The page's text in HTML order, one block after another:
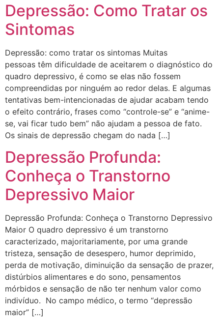
Depressão: Como Tratar os
Sintomas
Depressão: como tratar os sintomas Muitas
pessoas têm dificuldade de aceitarem o diagnóstico do
quadro depressivo, é como se elas não fossem
compreendidas por ninguém ao redor delas. E algumas
tentativas bem-intencionadas de ajudar acabam tendo
o efeito contrário, frases como “controle-se” e “anime-
se, vai ficar tudo bem” não ajudam a pessoa de fato.
Os sinais de depressão chegam do nada […]
Depressão Profunda:
Conheça o Transtorno
Depressivo Maior
Depressão Profunda: Conheça o Transtorno Depressivo
Maior O quadro depressivo é um transtorno
caracterizado, majoritariamente, por uma grande
tristeza, sensação de desespero, humor deprimido,
perda de motivação, diminuição da sensação de prazer,
distúrbios alimentares e do sono, pensamentos
mórbidos e sensação de não ter nenhum valor como
indivíduo. No campo médico, o termo “depressão
maior” […]